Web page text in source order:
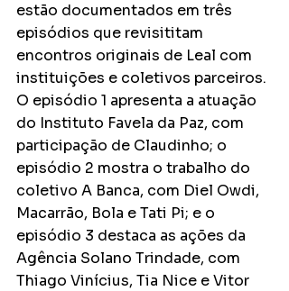
estão documentados em três
episódios que revisititam
encontros originais de Leal com
instituições e coletivos parceiros.
O episódio 1 apresenta a atuação
do Instituto Favela da Paz, com
participação de Claudinho; o
episódio 2 mostra o trabalho do
coletivo A Banca, com Diel Owdi,
Macarrão, Bola e Tati Pi; e o
episódio 3 destaca as ações da
Agência Solano Trindade, com
Thiago Vinícius, Tia Nice e Vitor